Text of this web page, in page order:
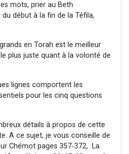
mots, prier au Beth
début à la fin de la Téfila,
en Torah est le meilleur
plus juste quant à la volonté de
lignes comportent les
pour les cinq questions
détails à propos de cette
A ce sujet, je vous conseille de
Chémot pages 357-372, La